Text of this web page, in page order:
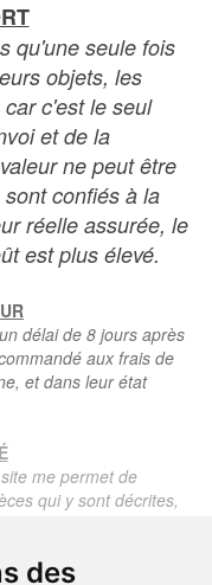
des
qu'une seule fois
objets, les
c'est le seul
et de la
ne peut être
confiés à la
réelle assurée, le
est plus élevé.
délai de 8 jours après
aux frais de
et dans leur état
me permet de
qui y sont décrites,
et authentiques,
la description